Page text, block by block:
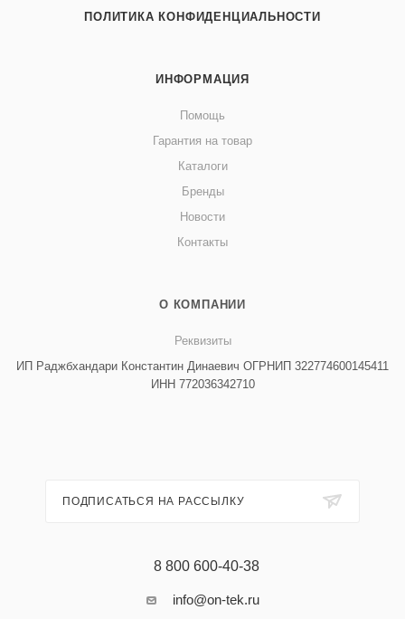
ПОЛИТИКА КОНФИДЕНЦИАЛЬНОСТИ
ИНФОРМАЦИЯ
Помощь
Гарантия на товар
Каталоги
Бренды
Новости
Контакты
О КОМПАНИИ
Реквизиты
ИП Раджбхандари Константин Динаевич ОГРНИП 322774600145411
ИНН 772036342710
ПОДПИСАТЬСЯ НА РАССЫЛКУ
8 800 600-40-38
info@on-tek.ru